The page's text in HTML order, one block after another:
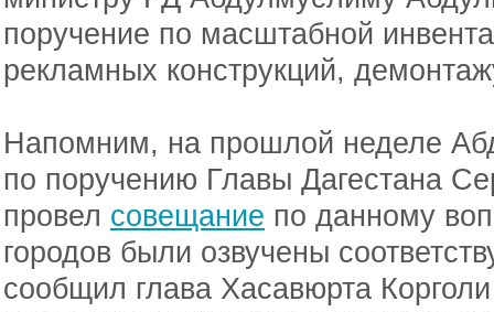
поручение по масштабной
рекламных конструкций,
Напомним, на прошлой неделе
по поручению Главы Дагестана
провел совещание по данному
городов были озвучены
сообщил глава Хасавюрта